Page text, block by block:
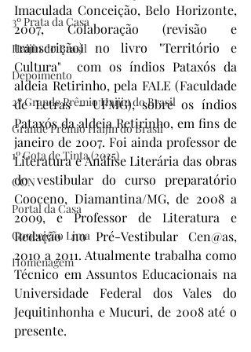
3º Prata da Casa
Haijin do Brasil
Depoimento
2º Grande Prêmio Haijin do Brasil
Grande Prêmio Haijin do Brasil
1º Gota de Tinta (2025)
CON
Portal da Casa
Conceição Lima
Homenagem
Imaculada Conceição, Belo Horizonte,
2007, Colaboração (revisão e
transcrição) no livro "Território e
Cultura"  com os índios Pataxós da
aldeia Retirinho, pela FALE (Faculdade
de Letras - UFMG), sobre os índios
Pataxós da aldeia Retirinho, em fins de
janeiro de 2007. Foi ainda professor de
Literatura e Análise Literária das obras
do vestibular do curso preparatório
Cooceno, Diamantina/MG, de 2008 a
2009, e Professor de Literatura e
Redação no Pré-Vestibular Cen@as,
2010 a 2011. Atualmente trabalha como
Técnico em Assuntos Educacionais na
Universidade Federal dos Vales do
Jequitinhonha e Mucuri, de 2008 até o
presente.